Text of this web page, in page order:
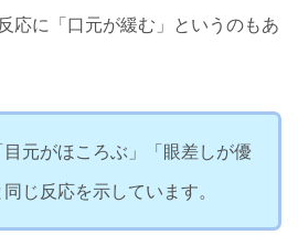
応に「口元が緩む」というのもあ
目元がほころぶ」「眼差しが優
じ反応を示しています。